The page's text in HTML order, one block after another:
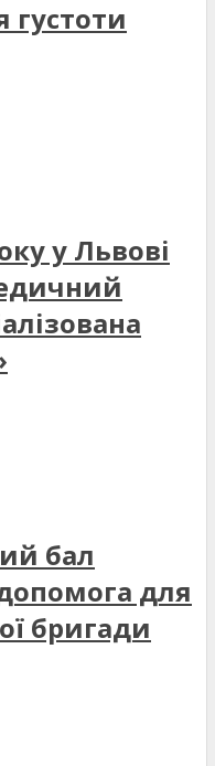
густоти
у Львові
бал
для
бригади